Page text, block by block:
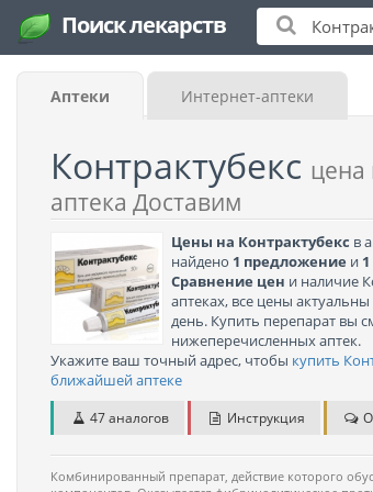
Поиск лекарств
Аптеки Интернет-аптеки
Контрактубекс цена
аптека Доставим
Цены на Контрактубекс в
найдено 1 предложение и
Сравнение цен и наличие
аптеках, все цены
день. Купить перепарат вы
нижеперечисленных аптек.
Укажите ваш точный адрес, чтобы купить
ближайшей аптеке
47 аналогов Инструкция
Комбинированный препарат, действие которого